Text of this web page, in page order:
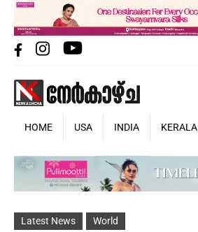
HOME USA INDIA KERALA
Latest News World